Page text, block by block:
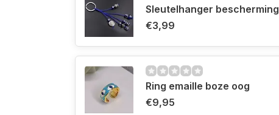
Sleutelhanger bescherming
€3,99
Ring emaille boze oog
€9,95